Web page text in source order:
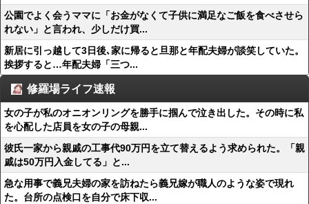
公園でよく会うママに「お金がなくて子供に満足なご飯を食べさせら
れない」と言われ、少しだけ買...
新居に引っ越して3日後､家に帰ると旦那と年配夫婦が談笑していた。
挨拶すると…年配夫婦「三つ...
修羅場ライフ速報
女の子が私のオニオンリングを勝手に掴んで泣き出した。その時に私
を心配した店員を女の子の母親...
彼氏一家から親戚の工事代90万円を立て替えるよう求められた。「親
戚は50万円入金してる」と...
急な用事で義兄夫婦の家を訪ねたら義兄嫁が職人のような姿で現れ
た。台所の点検口を自分で床下収...